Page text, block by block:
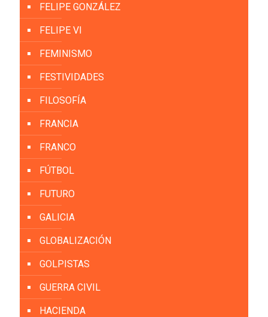
FELIPE GONZÁLEZ
FELIPE VI
FEMINISMO
FESTIVIDADES
FILOSOFÍA
FRANCIA
FRANCO
FÚTBOL
FUTURO
GALICIA
GLOBALIZACIÓN
GOLPISTAS
GUERRA CIVIL
HACIENDA